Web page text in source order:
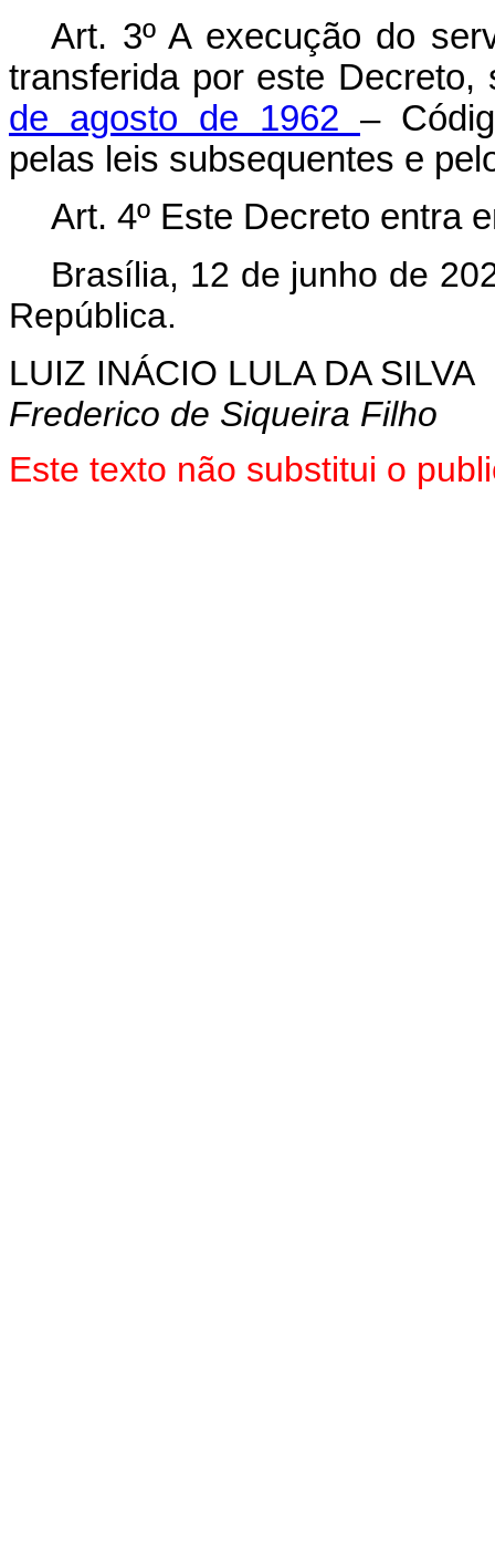
Art. 3º A execução do
transferida por este
de agosto de 1962 –
pelas leis subsequentes e
Art. 4º Este Decreto entra
Brasília, 12 de junho de
República.
LUIZ INÁCIO LULA DA SILVA
Frederico de Siqueira Filho
Este texto não substitui o